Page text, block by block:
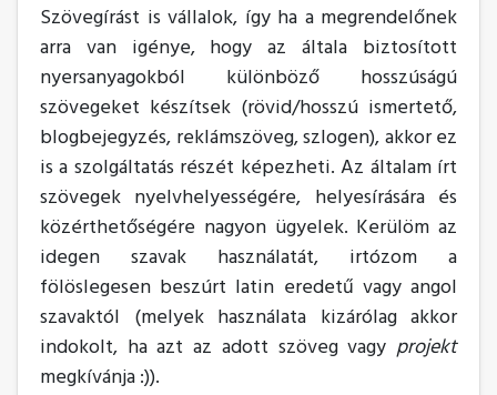
Szövegírást is vállalok, így ha a megrendelőnek
arra van igénye, hogy az általa biztosított
nyersanyagokból különböző hosszúságú
szövegeket készítsek (rövid/hosszú ismertető,
blogbejegyzés, reklámszöveg, szlogen), akkor ez
is a szolgáltatás részét képezheti. Az általam írt
szövegek nyelvhelyességére, helyesírására és
közérthetőségére nagyon ügyelek. Kerülöm az
idegen szavak használatát, irtózom a
fölöslegesen beszúrt latin eredetű vagy angol
szavaktól (melyek használata kizárólag akkor
indokolt, ha azt az adott szöveg vagy projekt
megkívánja :)).